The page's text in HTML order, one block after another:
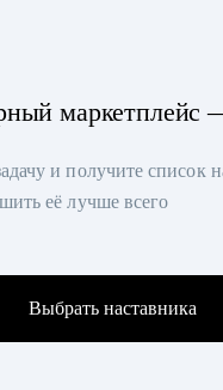
маркетплейс
и получите список
её лучше всего
Выбрать наставника